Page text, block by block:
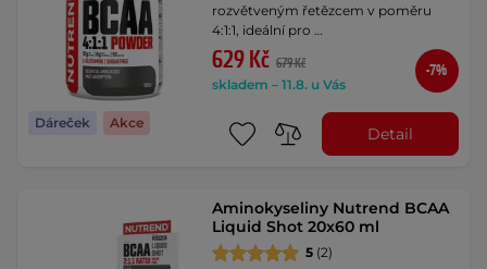
Dáreček Akce
rozvětveným řetězcem v poměru
4:1:1, ideální pro …
629 Kč 679 Kč
skladem – 11.8. u Vás
-7%
Detail
Aminokyseliny Nutrend BCAA
Liquid Shot 20x60 ml
5 (2)